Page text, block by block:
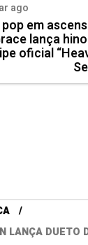
ago
em
lança
oficial
LANÇA DUETO